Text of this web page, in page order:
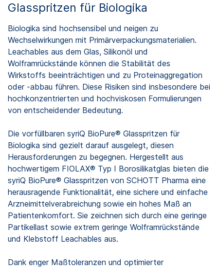
Glasspritzen für Biologika
Biologika sind hochsensibel und neigen zu
Wechselwirkungen mit Primärverpackungsmaterialien.
Leachables aus dem Glas, Silikonöl und
Wolframrückstände können die Stabilität des
Wirkstoffs beeinträchtigen und zu Proteinaggregation
oder -abbau führen. Diese Risiken sind insbesondere bei
hochkonzentrierten und hochviskosen Formulierungen
von entscheidender Bedeutung.
Die vorfüllbaren syriQ BioPure® Glasspritzen für
Biologika sind gezielt darauf ausgelegt, diesen
Herausforderungen zu begegnen. Hergestellt aus
hochwertigem FIOLAX® Typ I Borosilikatglas bieten die
syriQ BioPure® Glasspritzen von SCHOTT Pharma eine
herausragende Funktionalität, eine sichere und einfache
Arzneimittelverabreichung sowie ein hohes Maß an
Patientenkomfort. Sie zeichnen sich durch eine geringe
Partikellast sowie extrem geringe Wolframrückstände
und Klebstoff Leachables aus.
Dank enger Maßtoleranzen und optimierter